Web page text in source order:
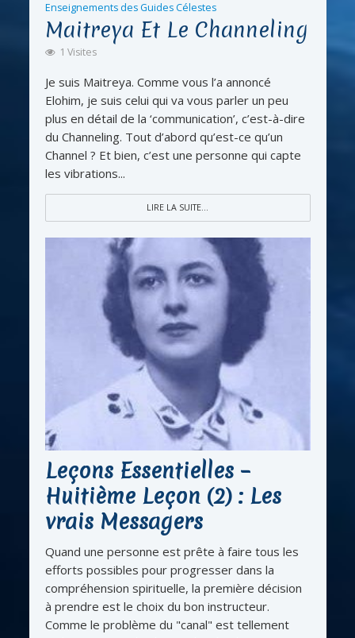
Enseignements des Guides Célestes
Maitreya Et Le Channeling
1 Visites
Je suis Maitreya. Comme vous l’a annoncé
Elohim, je suis celui qui va vous parler un peu
plus en détail de la ‘communication’, c’est-à-dire
du Channeling. Tout d’abord qu’est-ce qu’un
Channel ? Et bien, c’est une personne qui capte
les vibrations...
LIRE LA SUITE...
Leçons Essentielles –
Huitième Leçon (2) : Les
vrais Messagers
Quand une personne est prête à faire tous les
efforts possibles pour progresser dans la
compréhension spirituelle, la première décision
à prendre est le choix du bon instructeur.
Comme le problème du "canal" est tellement